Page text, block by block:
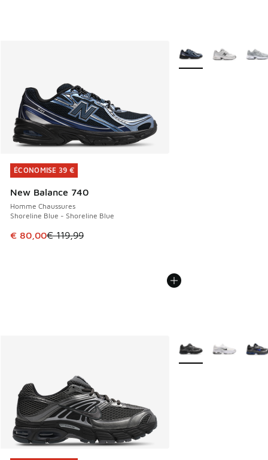
ÉCONOMISE 39 €
New Balance 740
Homme Chaussures
Shoreline Blue - Shoreline Blue
Cet article est en promotion. Prix en baisse de € 119,99 à
€ 80,00€ 119,99
ÉCONOMISE 39 €
Plus de couleurs
Plus de couleurs